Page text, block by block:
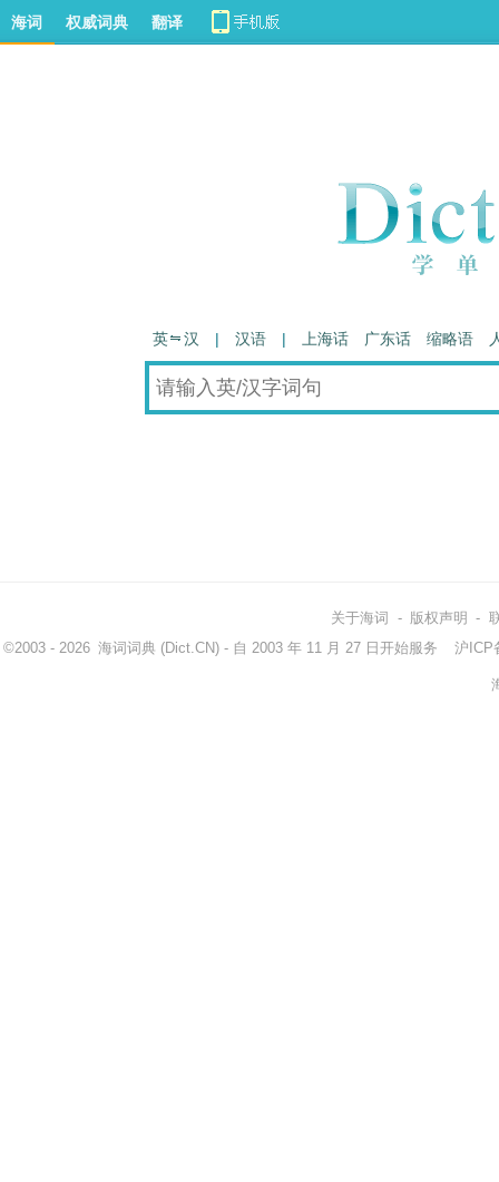
海词 权威词典 翻译
英 汉 | 汉语 | 上海话 广东话 缩略语
关于海词 - 版权声明 -
©2003 - 2026 海词词典 (Dict.CN) - 自 2003 年 11 月 27 日开始服务 沪ICP